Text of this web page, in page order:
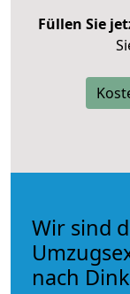
Füllen Sie
Wir sind
nach